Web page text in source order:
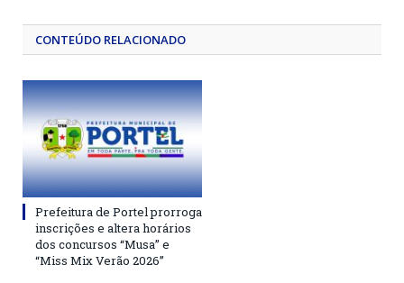
CONTEÚDO RELACIONADO
Prefeitura de Portel prorroga
inscrições e altera horários
dos concursos “Musa” e
“Miss Mix Verão 2026”